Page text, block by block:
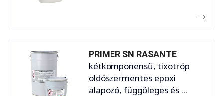
PRIMER SN RASANTE
kétkomponensű, tixotróp
oldószermentes epoxi
alapozó, függőleges és ...